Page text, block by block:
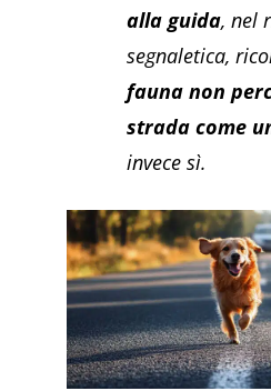
alla guida, nel
segnaletica,
fauna non
strada come
invece sì.